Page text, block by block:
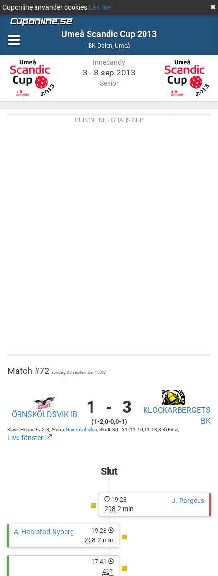
Cuponline använder cookies Läs mer
Umeå Scandic Cup 2013
IBK Dalen,Innebandy
Umeå
Innebandy
3 - 8 sep 2013
Senior
CUPONLINE - GRATIS CUP
Match #72 söndag 08 september 15:00
Örnsköldsvik
vs
Klockarbergets
Gammliahallen
ÖRNSKÖLDSVIK IB 1 - 3
(1-2,0-0,0-1)
KLOCKARBERGETS
BK
Klass: Herrar Div 2-3, Arena:Gammliahallen, Skott: 30 - 31 (11-10,11-13,8-8) Final,
Live-fönster
Slut
J. Pargéus
19:28
208 2 min
A. Haarstad-Nyberg 19:28
208 2 min
17:41
401